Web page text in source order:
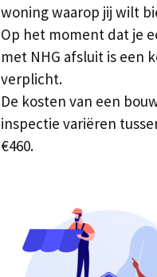
woning waarop jij wilt
Op het moment dat je
met NHG afsluit is een
verplicht.
De kosten van een
inspectie variëren
€460.